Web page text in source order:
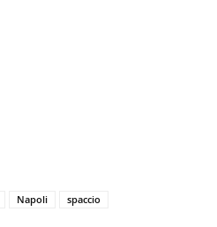
Napoli spaccio